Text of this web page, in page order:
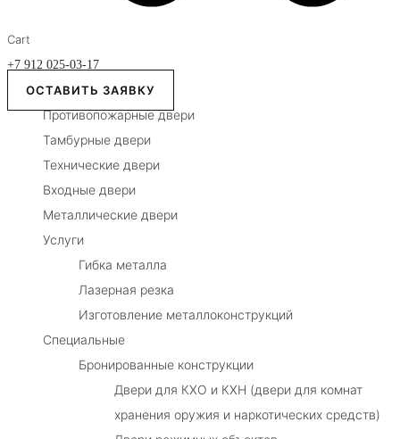
Cart
+7 912 025-03-17
ОСТАВИТЬ ЗАЯВКУ
Противопожарные двери
Тамбурные двери
Технические двери
Входные двери
Металлические двери
Услуги
Гибка металла
Лазерная резка
Изготовление металлоконструкций
Специальные
Бронированные конструкции
Двери для КХО и КХН (двери для комнат
хранения оружия и наркотических средств)